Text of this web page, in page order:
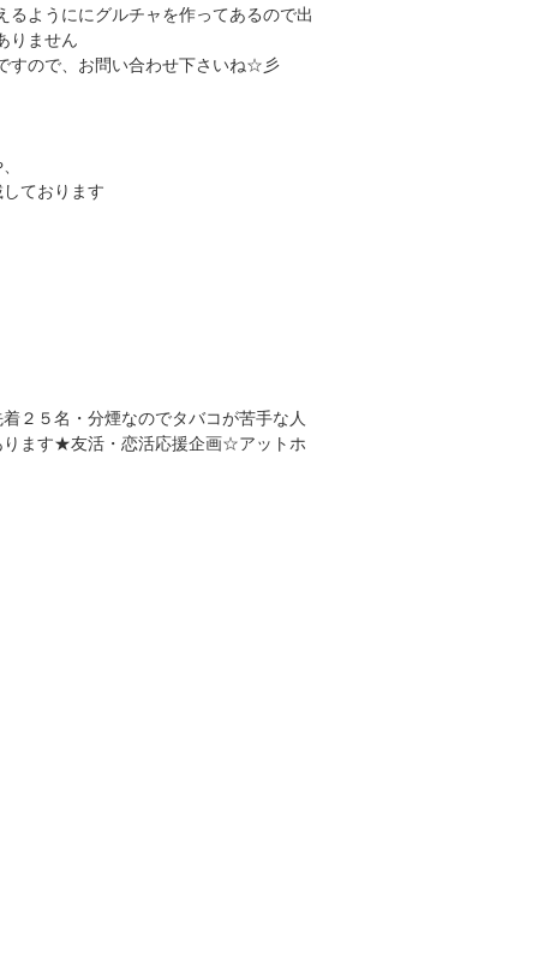
るようににグルチャを作ってあるので出
りません
すので、お問い合わせ下さいね☆彡
ております
２５名・分煙なのでタバコが苦手な人
ます★友活・恋活応援企画☆アットホ